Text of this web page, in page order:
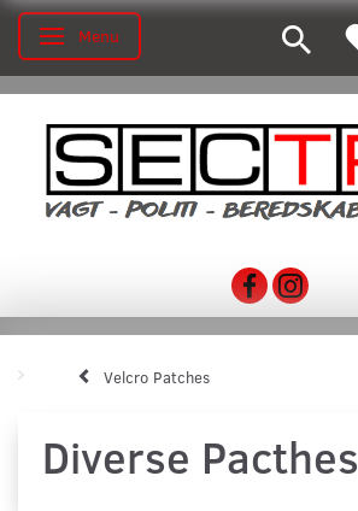
Toggle navigation
Menu
Velcro Patches
Diverse Pacthes